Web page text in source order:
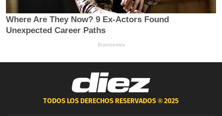
TODOS LOS DERECHOS RESERVADOS ®2025